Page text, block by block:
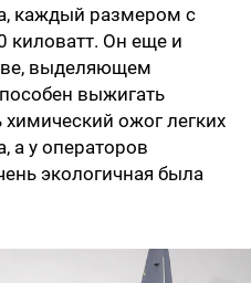
каждый размером с
киловатт. Он еще и
выделяющем
выжигать
ожог легких
а у операторов
экологичная была